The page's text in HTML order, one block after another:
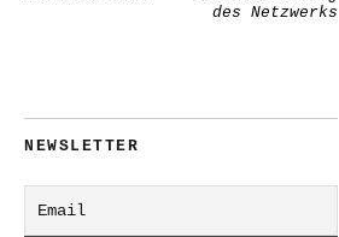
des Netzwerks
NEWSLETTER